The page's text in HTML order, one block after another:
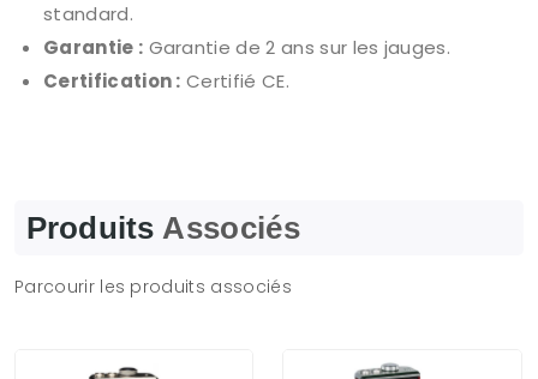
standard.
Garantie : Garantie de 2 ans sur les jauges.
Certification : Certifié CE.
ProduitsAssociés
Parcourir les produits associés